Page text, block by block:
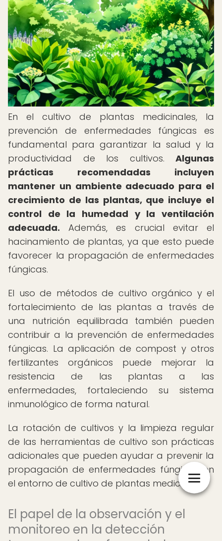
En el cultivo de plantas medicinales, la
prevención de enfermedades fúngicas es
fundamental para garantizar la salud y la
productividad de los cultivos. Algunas
prácticas recomendadas incluyen
mantener un ambiente adecuado para el
crecimiento de las plantas, que incluye el
control de la humedad y la ventilación
adecuada. Además, es crucial evitar el
hacinamiento de plantas, ya que esto puede
favorecer la propagación de enfermedades
fúngicas.
El uso de métodos de cultivo orgánico y el
fortalecimiento de las plantas a través de
una nutrición equilibrada también pueden
contribuir a la prevención de enfermedades
fúngicas. La aplicación de compost y otros
fertilizantes orgánicos puede mejorar la
resistencia de las plantas a las
enfermedades, fortaleciendo su sistema
inmunológico de forma natural.
La rotación de cultivos y la limpieza regular
de las herramientas de cultivo son prácticas
adicionales que pueden ayudar a prevenir la
propagación de enfermedades fúngicas en
el entorno de cultivo de plantas medicinales.
El papel de la observación y el
monitoreo en la detección